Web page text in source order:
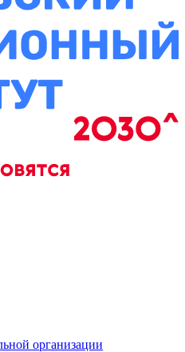
организации